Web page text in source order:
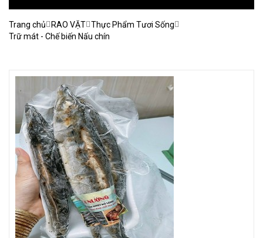
Trang chủ RAO VẶT Thực Phẩm Tươi Sống
Trữ mát - Chế biến Nấu chín